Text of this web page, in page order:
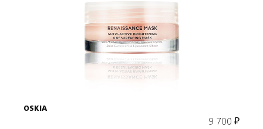
Подробнее
В корзину
OSKIA
9 700 ₽